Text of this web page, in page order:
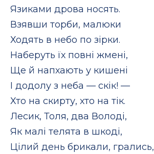
Язиками дрова носять.
Взявши торби, малюки
Ходять в небо по зірки.
Наберуть їх повні жмені,
Ще й напхають у кишені
І додолу з неба — скік! —
Хто на скирту, хто на тік.
Лесик, Толя, два Володі,
Як малі телята в шкоді,
Цілий день брикали, грались,